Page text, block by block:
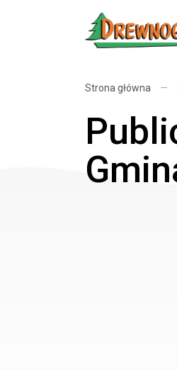
Strona główna —